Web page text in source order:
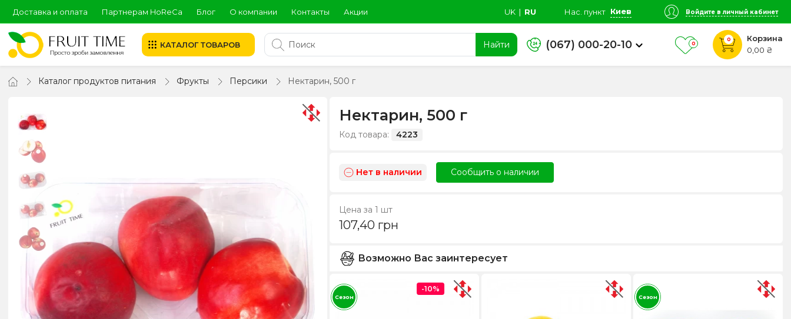
Доставка и оплата Партнерам HoReCa Блог О компании Контакты Акции UK ∣ RU Нас. пункт Киев Войдите в личный кабинет
КАТАЛОГ ТОВАРОВ Найти (067) 000-20-10 0
0
Корзина
0,00 ₴
Каталог продуктов питания Фрукты Персики Нектарин, 500 г
Нектарин, 500 г
Код товара: 4223
Нет в наличии Сообщить о наличии
Цена за 1 шт
107,40 грн
Возможно Вас заинтересует
-10%
Сезон Сезон